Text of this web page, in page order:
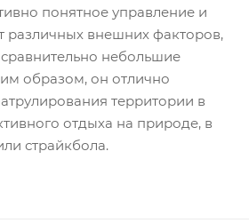
понятное управление и
различных внешних факторов,
небольшие
образом, он отлично
территории в
отдыха на природе, в
страйкбола.